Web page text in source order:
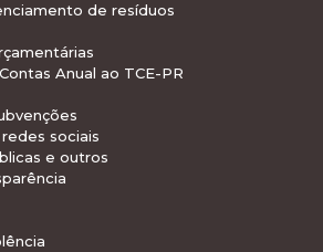
de resíduos
Anual ao TCE-PR
sociais
e outros